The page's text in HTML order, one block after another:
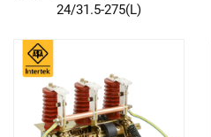
24/31.5-275(L)